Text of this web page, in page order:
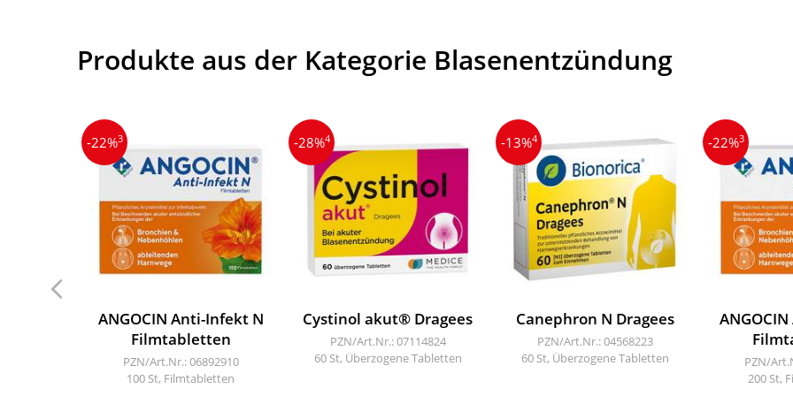
Produkte aus der Kategorie Blasenentzündung
-22%3
ANGOCIN Anti-Infekt N
Filmtabletten
PZN/Art.Nr.: 06892910
100 St, Filmtabletten
-28%4
Cystinol akut® Dragees
PZN/Art.Nr.: 07114824
60 St, Überzogene Tabletten
-13%4
Canephron N Dragees
PZN/Art.Nr.: 04568223
60 St, Überzogene Tabletten
-22%3
PZN/
200 St,